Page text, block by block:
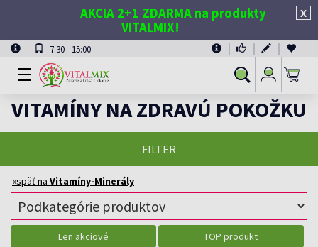
X
AKCIA 2+1 ZDARMA na produkty
VITALMIX!
7:30 - 15:00
Vyhľadávanie
Prihlásiť
sa
VITAMÍNY NA ZDRAVÚ POKOŽKU
FILTER
«späť na Vitamíny-Minerály
Len akciové
TOP produkt